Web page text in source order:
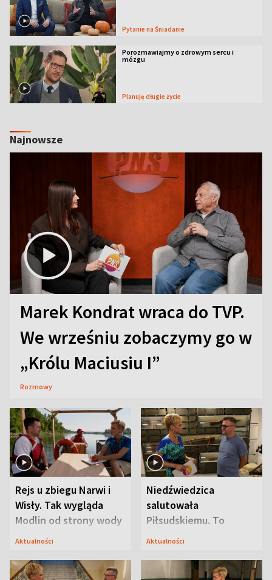
Pytanie na Śniadanie
Porozmawiajmy o zdrowym sercu i
mózgu
Planuję długie życie
Najnowsze
Marek Kondrat wraca do TVP.
We wrześniu zobaczymy go w
„Królu Maciusiu I”
Rozmowy
Rejs u zbiegu Narwi i
Wisły. Tak wygląda
Modlin od strony wody
Aktualności
Niedźwiedzica
salutowała
Piłsudskiemu. To
niejedyna tajemnica
Aktualności